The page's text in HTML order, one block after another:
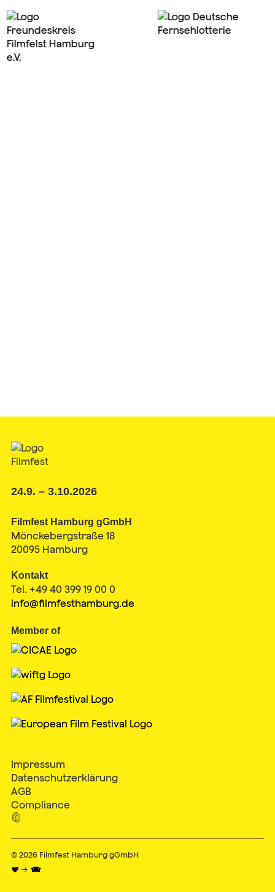
24.9. – 3.10.2026
Filmfest Hamburg gGmbH
Mönckebergstraße 18
20095 Hamburg
Kontakt
Tel. +49 40 399 19 00 0
info@filmfesthamburg.de
Member of
Impressum
Datenschutzerklärung
AGB
Compliance

© 2026 Filmfest Hamburg gGmbH
♥ → 